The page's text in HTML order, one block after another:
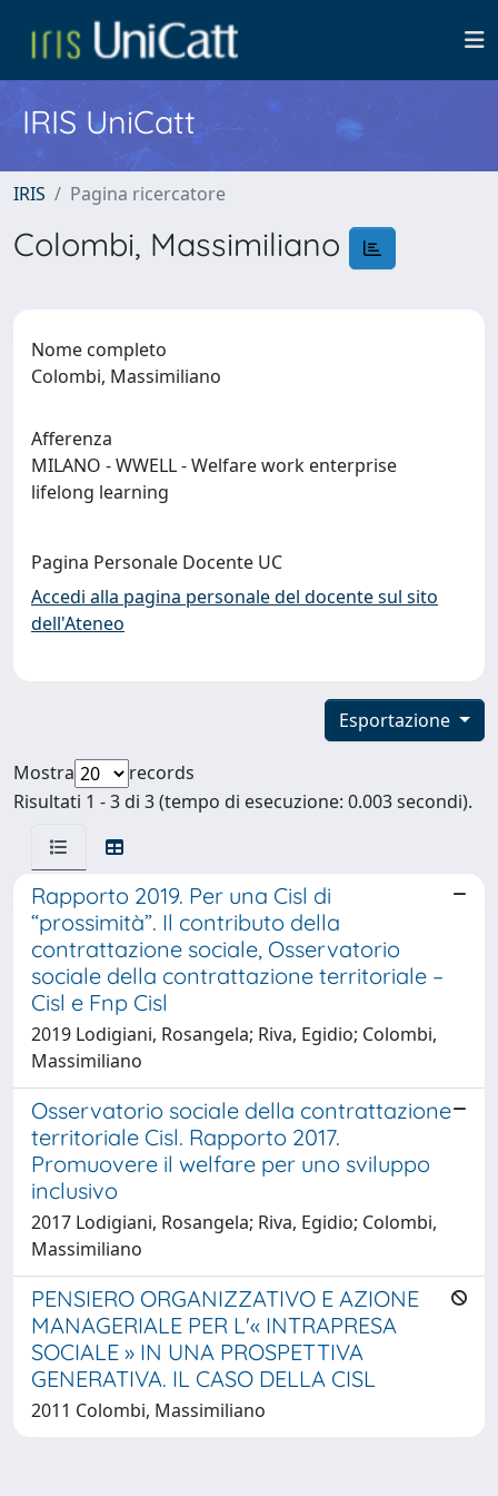
IRIS UniCatt
IRIS Pagina ricercatore
Colombi, Massimiliano
Nome completo
Colombi, Massimiliano
Afferenza
MILANO - WWELL - Welfare work enterprise
lifelong learning
Pagina Personale Docente UC
Accedi alla pagina personale del docente sul sito
dell'Ateneo
Esportazione
Mostra
records
Risultati 1 - 3 di 3 (tempo di esecuzione: 0.003 secondi).
Rapporto 2019. Per una Cisl di
“prossimità”. Il contributo della
contrattazione sociale, Osservatorio
sociale della contrattazione territoriale –
Cisl e Fnp Cisl
2019 Lodigiani, Rosangela; Riva, Egidio; Colombi,
Massimiliano
Osservatorio sociale della contrattazione
territoriale Cisl. Rapporto 2017.
Promuovere il welfare per uno sviluppo
inclusivo
2017 Lodigiani, Rosangela; Riva, Egidio; Colombi,
Massimiliano
PENSIERO ORGANIZZATIVO E AZIONE
MANAGERIALE PER L'« INTRAPRESA
SOCIALE » IN UNA PROSPETTIVA
GENERATIVA. IL CASO DELLA CISL
2011 Colombi, Massimiliano